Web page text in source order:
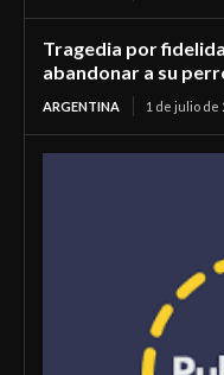
Tragedia por
abandonar a su
ARGENTINA 1 de julio de